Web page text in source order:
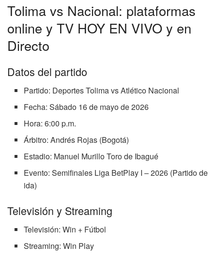
Tolima vs Nacional: plataformas
online y TV HOY EN VIVO y en
Directo
Datos del partido
Partido: Deportes Tolima vs Atlético Nacional
Fecha: Sábado 16 de mayo de 2026
Hora: 6:00 p.m.
Árbitro: Andrés Rojas (Bogotá)
Estadio: Manuel Murillo Toro de Ibagué
Evento: Semifinales Liga BetPlay I – 2026 (Partido de
ida)
Televisión y Streaming
Televisión: Win + Fútbol
Streaming: Win Play